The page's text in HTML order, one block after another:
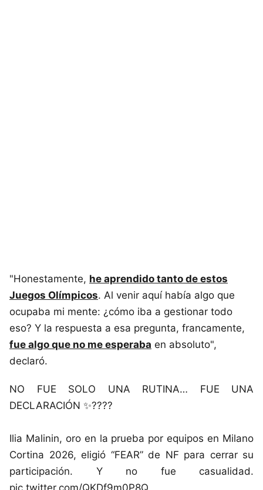
"Honestamente, he aprendido tanto de estos
Juegos Olímpicos. Al venir aquí había algo que
ocupaba mi mente: ¿cómo iba a gestionar todo
eso? Y la respuesta a esa pregunta, francamente,
fue algo que no me esperaba en absoluto",
declaró.
NO FUE SOLO UNA RUTINA… FUE UNA
DECLARACIÓN ✨????
Ilia Malinin, oro en la prueba por equipos en Milano
Cortina 2026, eligió “FEAR” de NF para cerrar su
participación. Y no fue casualidad.
pic.twitter.com/QKDf9m0P8Q